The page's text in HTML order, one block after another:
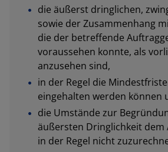
die äußerst dringlichen,
sowie der Zusammenhang
die der betreffende
voraussehen konnte, als
anzusehen sind,
in der Regel die
eingehalten werden können
die Umstände zur
äußersten Dringlichkeit dem
in der Regel nicht